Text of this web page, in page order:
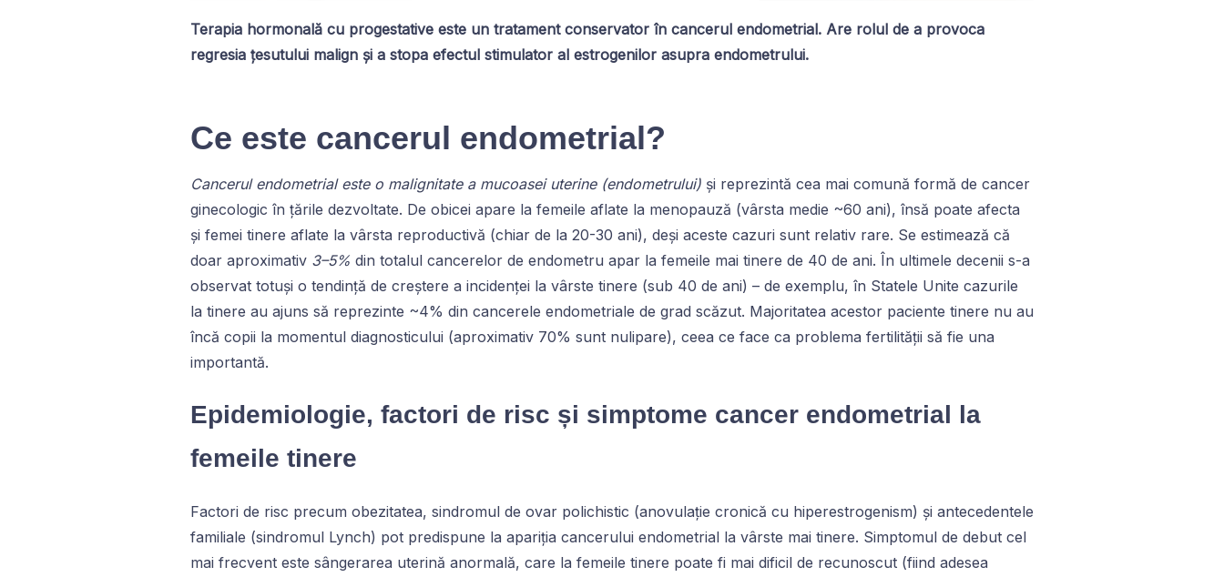
Terapia hormonală cu progestative este un tratament conservator în cancerul endometrial. Are rolul de a provoca
regresia țesutului malign și a stopa efectul stimulator al estrogenilor asupra endometrului.
Ce este cancerul endometrial?
Cancerul endometrial este o malignitate a mucoasei uterine (endometrului)și reprezintă cea mai comună formă de cancer
ginecologic în țările dezvoltate. De obicei apare la femeile aflate la menopauză (vârsta medie ~60 ani), însă poate afecta
și femei tinere aflate la vârsta reproductivă (chiar de la 20-30 ani), deși aceste cazuri sunt relativ rare. Se estimează că
doar aproximativ 3–5% din totalul cancerelor de endometru apar la femeile mai tinere de 40 de ani. În ultimele decenii s-a
observat totuși o tendință de creștere a incidenței la vârste tinere (sub 40 de ani) – de exemplu, în Statele Unite cazurile
la tinere au ajuns să reprezinte ~4% din cancerele endometriale de grad scăzut. Majoritatea acestor paciente tinere nu au
încă copii la momentul diagnosticului (aproximativ 70% sunt nulipare), ceea ce face ca problema fertilității să fie una
importantă.
Epidemiologie, factori de risc și simptome cancer endometrial la
femeile tinere
Factori de risc precum obezitatea, sindromul de ovar polichistic (anovulație cronică cu hiperestrogenism) și antecedentele
familiale (sindromul Lynch) pot predispune la apariția cancerului endometrial la vârste mai tinere. Simptomul de debut cel
mai frecvent este sângerarea uterină anormală, care la femeile tinere poate fi mai dificil de recunoscut (fiind adesea